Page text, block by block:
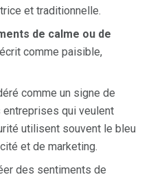
et traditionnelle.
de calme ou de
comme paisible,
comme un signe de
qui veulent
utilisent souvent le bleu
et de marketing.
des sentiments de